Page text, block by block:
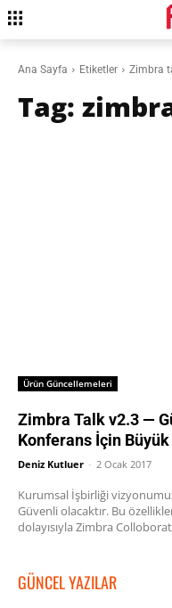
Ana Sayfa Etiketler Zimbra
Tag:
Ürün Güncellemeleri
Zimbra Talk v2.3 —
Konferans İçin Büyük
Deniz Kutluer - 2 Ocak 2017
Kurumsal İşbirliği
Güvenli olacaktır. Bu
dolayısıyla Zimbra
GÜNCEL YAZILAR